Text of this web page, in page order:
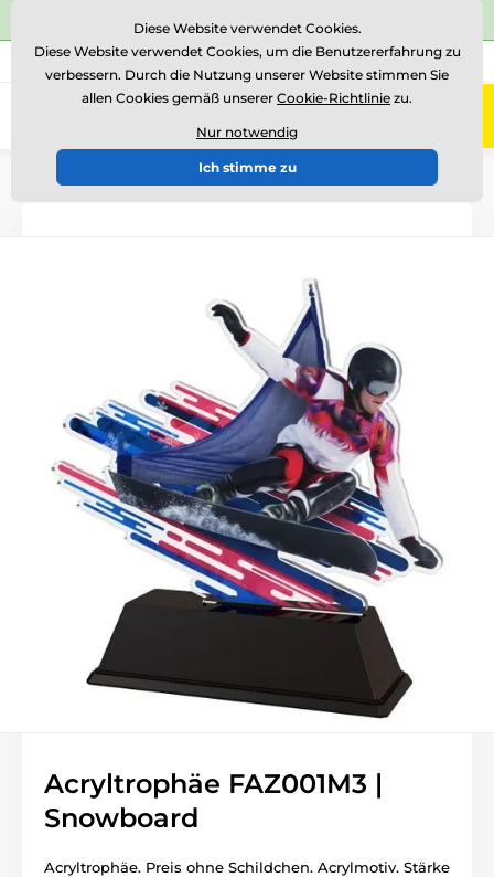
⭐Siehe 504 verifizierte Bewertungen auf
Rufen Sie uns an (Mo-Fr 15-18) +43 676 361 37 22
0
Einführung Acryltrophäen
Acryltrophäe FAZ001M3 |
Snowboard
Acryltrophäe. Preis ohne Schildchen. Acrylmotiv. Stärke
Diese Website verwendet Cookies.
Diese Website verwendet Cookies, um die Benutzererfahrung zu
verbessern. Durch die Nutzung unserer Website stimmen Sie
allen Cookies gemäß unserer Cookie-Richtlinie zu.
Nur notwendig
Ich stimme zu